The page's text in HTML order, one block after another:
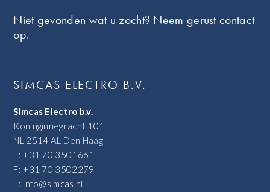
Niet gevonden wat u zocht? Neem gerust contact
op.
SIMCAS ELECTRO B.V.
Simcas Electro b.v.
Koninginnegracht 101
NL-2514 AL Den Haag
T: +31 70 3501661
F: +31 70 3502279
E: info@simcas.nl